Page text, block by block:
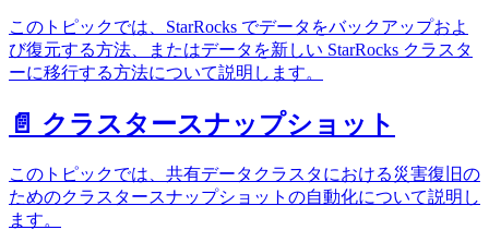
このトピックでは、StarRocks でデータをバックアップおよ
び復元する方法、またはデータを新しい StarRocks クラスタ
ーに移行する方法について説明します。
📄️ クラスタースナップショット
このトピックでは、共有データクラスタにおける災害復旧の
ためのクラスタースナップショットの自動化について説明し
ます。